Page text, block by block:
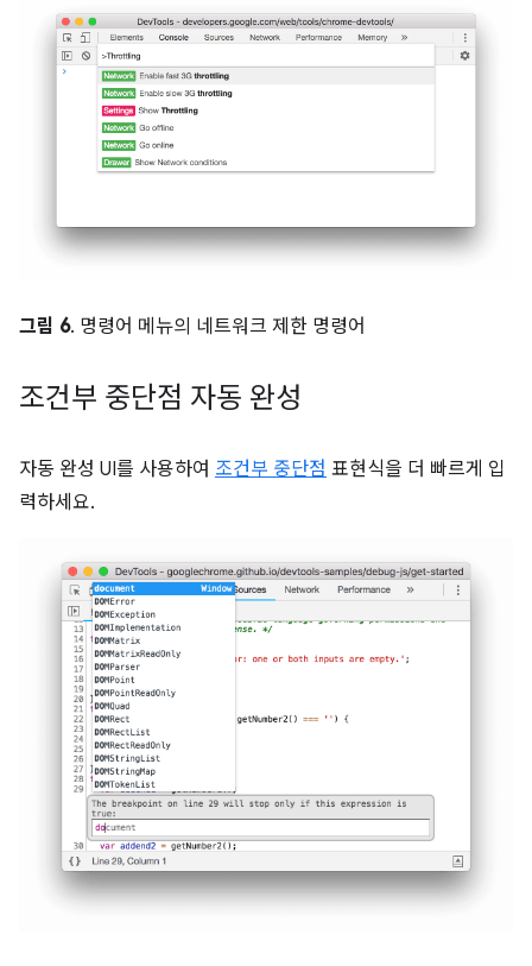
그림 6. 명령어 메뉴의 네트워크 제한 명령어
조건부 중단점 자동 완성
자동 완성 UI를 사용하여 조건부 중단점 표현식을 더 빠르게 입
력하세요.